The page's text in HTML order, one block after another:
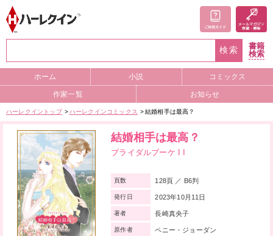
検索
書籍
検索
ホーム 小説 コミックス
作家一覧 お知らせ
ハーレクイントップ ハーレクインコミックス 結婚相手は最高？
結婚相手は最高？
ブライダルブーケ I I
頁数 128頁 ／ B6判
発行日 2023年10月11日
著者 長崎真央子
原作者 ペニー・ジョーダン